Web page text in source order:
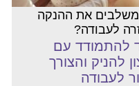
משלבים את ההנקה
לעבודה?
להתמודד עם
להניק והצורך
לעבודה